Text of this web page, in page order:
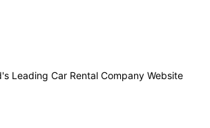
Leading Car Rental Company Website